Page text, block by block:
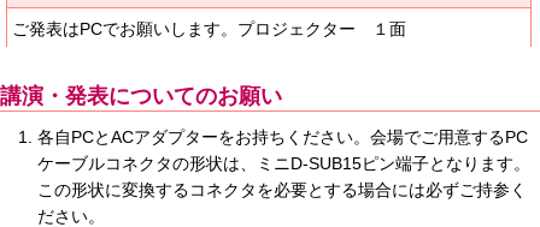
ご発表はPCでお願いします。プロジェクター １面
講演・発表についてのお願い
各自PCとACアダプターをお持ちください。会場でご用意するPC
ケーブルコネクタの形状は、ミニD-SUB15ピン端子となります。
この形状に変換するコネクタを必要とする場合には必ずご持参く
ださい。